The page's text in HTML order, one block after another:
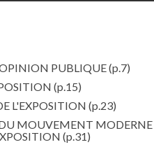
PUBLIQUE(p.7)
(p.15)
L'EXPOSITION (p.23)
MOUVEMENT
(p.31)